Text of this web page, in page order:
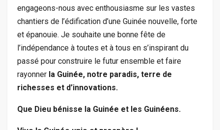
engageons-nous avec enthousiasme sur les vastes
chantiers de l’édification d’une Guinée nouvelle, forte
et épanouie. Je souhaite une bonne fête de
l’indépendance à toutes et à tous en s’inspirant du
passé pour construire le futur ensemble et faire
rayonner la Guinée, notre paradis, terre de
richesses et d’innovations.
Que Dieu bénisse la Guinée et les Guinéens.